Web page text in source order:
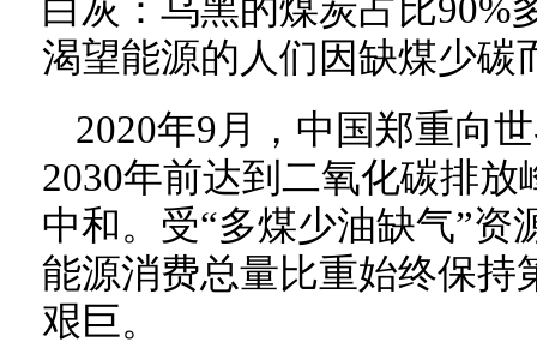
白灰：乌黑的煤炭占比90%
渴望能源的人们因缺煤少碳
2020年9月，中国郑重向
2030年前达到二氧化碳排放
中和。受“多煤少油缺气”资
能源消费总量比重始终保持
艰巨。